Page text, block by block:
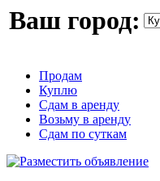
Ваш город:
Продам
Куплю
Сдам в аренду
Возьму в аренду
Сдам по суткам